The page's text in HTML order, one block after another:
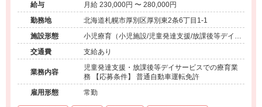
給与
月給 230,000円 〜 280,000円
勤務地
北海道札幌市厚別区厚別東2条6丁目1-1
施設形態
小児療育（小児施設/児童発達支援/放課後等デイサ
ービス）
交通費 支給あり
業務内容
児童発達支援・放課後等デイサービスでの療育業
務 【応募条件】 普通自動車運転免許
雇用形態
常勤